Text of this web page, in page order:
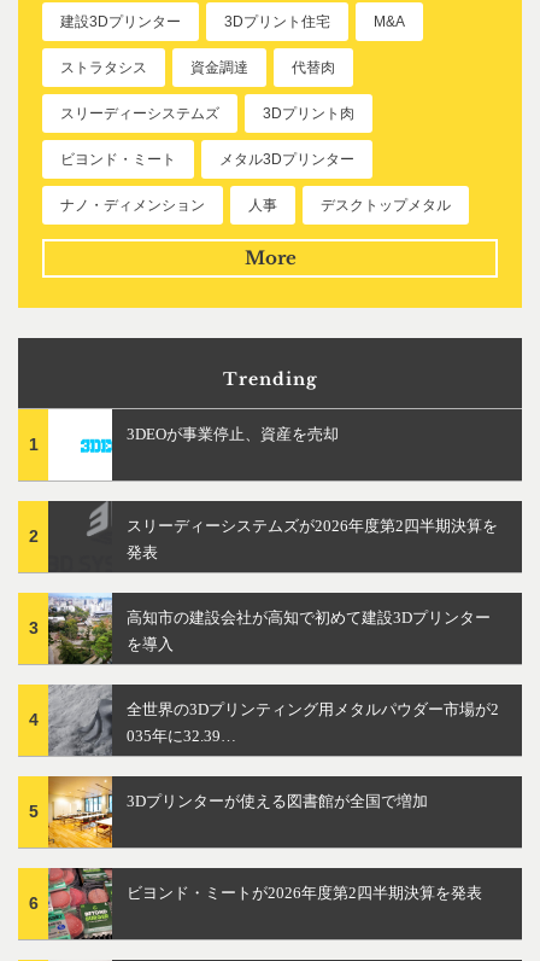
建設3Dプリンター 3Dプリント住宅 M&A
ストラタシス 資金調達 代替肉
スリーディーシステムズ 3Dプリント肉
ビヨンド・ミート メタル3Dプリンター
ナノ・ディメンション 人事 デスクトップメタル
More
Trending
1
3DEOが事業停止、資産を売却
2
スリーディーシステムズが2026年度第2四半期決算を
発表
3
高知市の建設会社が高知で初めて建設3Dプリンター
を導入
4
全世界の3Dプリンティング用メタルパウダー市場が2
035年に32.39…
5
3Dプリンターが使える図書館が全国で増加
6
ビヨンド・ミートが2026年度第2四半期決算を発表